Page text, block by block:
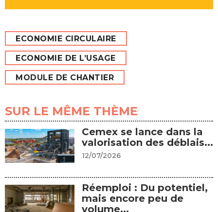
ECONOMIE CIRCULAIRE
ECONOMIE DE L’USAGE
MODULE DE CHANTIER
SUR LE MÊME THÈME
Cemex se lance dans la
valorisation des déblais...
12/07/2026
Réemploi : Du potentiel,
mais encore peu de
volume...